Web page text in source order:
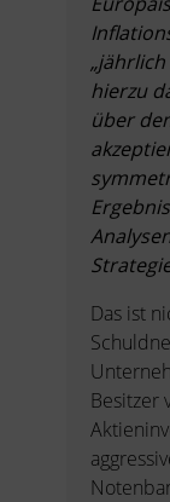
hierzu
über
Das ist
Besitzer